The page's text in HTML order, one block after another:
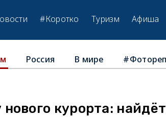
#Коротко Туризм Афиша
Россия В мире #Фотореп
курорта: